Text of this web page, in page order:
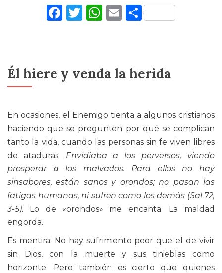
Facebook
Twitter
WhatsApp
Email
Él hiere y venda la herida
En ocasiones, el Enemigo tienta a algunos cristianos
haciendo que se pregunten por qué se complican
tanto la vida, cuando las personas sin fe viven libres
de ataduras. Envidiaba a los perversos, viendo
prosperar a los malvados. Para ellos no hay
sinsabores, están sanos y orondos; no pasan las
fatigas humanas, ni sufren como los demás (Sal 72,
3-5). Lo de «orondos» me encanta. La maldad
engorda.
Es mentira. No hay sufrimiento peor que el de vivir
sin Dios, con la muerte y sus tinieblas como
horizonte. Pero también es cierto que quienes